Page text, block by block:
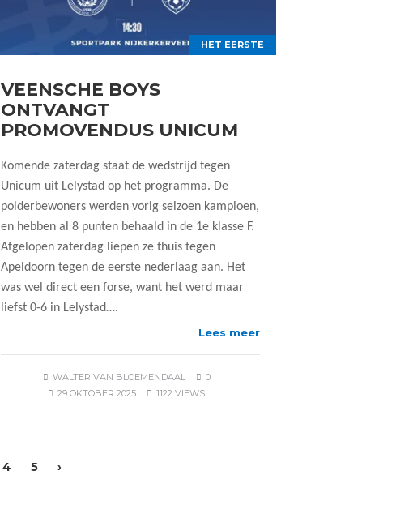
HET EERSTE
VEENSCHE BOYS
ONTVANGT
PROMOVENDUS UNICUM
Komende zaterdag staat de wedstrijd tegen
Unicum uit Lelystad op het programma. De
polderbewoners werden vorig seizoen kampioen,
en hebben al 8 punten behaald in de 1e klasse F.
Afgelopen zaterdag liepen ze thuis tegen
Apeldoorn tegen de eerste nederlaag aan. Het
was wel direct een forse, want het werd maar
liefst 0-6 in Lelystad….
Lees meer
WALTER VAN BLOEMENDAAL
0
29 OKTOBER 2025
1122 VIEWS
4 5 ›